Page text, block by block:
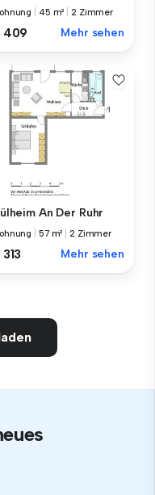
45 m² |2 Zimmer
409 Mehr sehen
An Der Ruhr
57 m² |2 Zimmer
Mehr sehen